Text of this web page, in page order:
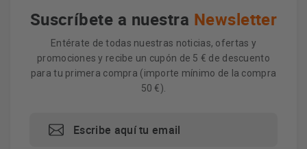
Suscríbete a nuestra Newsletter
Entérate de todas nuestras noticias, ofertas y
promociones y recibe un cupón de 5 € de descuento
para tu primera compra (importe mínimo de la compra
50 €).